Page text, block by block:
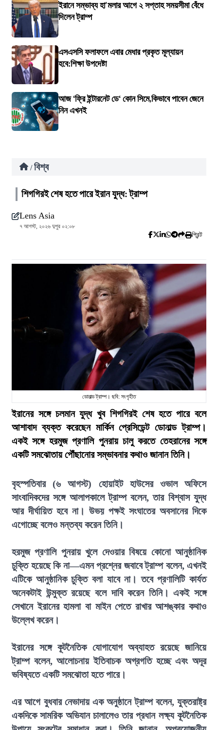
ইরানে সম্ভাব্য হা'মলার আগে ২ সপ্তাহ সময়সীমা বেঁধে
দিলেন ট্রাম্প
এসএসসি ফলাফলে এবার মেধার প্রকৃত মূল্যায়ন
হবে:শিক্ষা উপদেষ্টা
আজ ‘ফ্রি ইন্টারনেট ডে‘ কোন সিমে,কিভাবে পাবেন জেনে
নিন এখনই
/ বিশ্ব
শিগগিরই শেষ হতে পারে ইরান যুদ্ধ: ট্রাম্প
Lens Asia
৭ আগস্ট, ২০২৬ দুপুর ০২:০৮
প্রিন্ট
ডোনাল্ড ট্রাম্প। ছবি: সংগৃহীত
ইরানের সঙ্গে চলমান যুদ্ধ খুব শিগগিরই শেষ হতে পারে বলে
আশাবাদ ব্যক্ত করেছেন মার্কিন প্রেসিডেন্ট ডোনাল্ড ট্রাম্প।
একই সঙ্গে হরমুজ প্রণালি পুনরায় চালু করতে তেহরানের সঙ্গে
একটি সমঝোতায় পৌঁছানোর সম্ভাবনার কথাও জানান তিনি।
বৃহস্পতিবার (৬ আগস্ট) হোয়াইট হাউসের ওভাল অফিসে
সাংবাদিকদের সঙ্গে আলাপকালে ট্রাম্প বলেন, তার বিশ্বাস যুদ্ধ
আর দীর্ঘায়িত হবে না। উভয় পক্ষই সংঘাতের অবসানের দিকে
এগোচ্ছে বলেও মন্তব্য করেন তিনি।
হরমুজ প্রণালি পুনরায় খুলে দেওয়ার বিষয়ে কোনো আনুষ্ঠানিক
চুক্তি হয়েছে কি না—এমন প্রশ্নের জবাবে ট্রাম্প বলেন, এখনই
এটিকে আনুষ্ঠানিক চুক্তি বলা যাবে না। তবে প্রণালিটি কার্যত
অনেকটাই উন্মুক্ত রয়েছে বলে দাবি করেন তিনি। একই সঙ্গে
সেখানে ইরানের হামলা বা মাইন পেতে রাখার আশঙ্কার কথাও
উল্লেখ করেন।
ইরানের সঙ্গে কূটনৈতিক যোগাযোগ অব্যাহত রয়েছে জানিয়ে
ট্রাম্প বলেন, আলোচনায় ইতিবাচক অগ্রগতি হচ্ছে এবং অদূর
ভবিষ্যতে একটি সমঝোতা হতে পারে।
এর আগে বুধবার নেভাদায় এক অনুষ্ঠানে ট্রাম্প বলেন, যুক্তরাষ্ট্র
একদিকে সামরিক অভিযান চালালেও তার প্রধান লক্ষ্য কূটনৈতিক